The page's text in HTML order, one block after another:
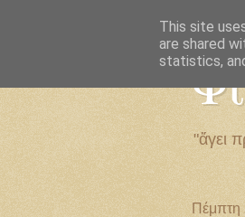
"ἄγει
Πέμπτη
This site
are shared
statistics,